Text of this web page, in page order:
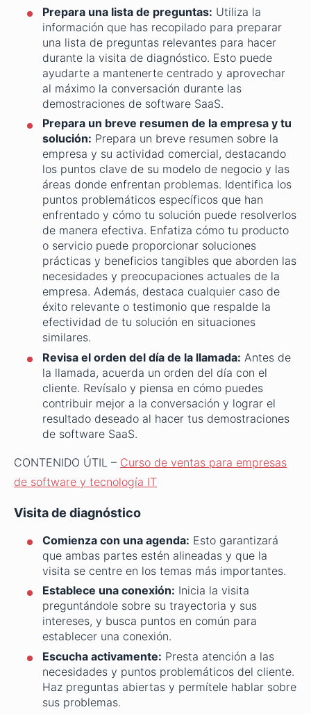
Prepara una lista de preguntas: Utiliza la
información que has recopilado para preparar
una lista de preguntas relevantes para hacer
durante la visita de diagnóstico. Esto puede
ayudarte a mantenerte centrado y aprovechar
al máximo la conversación durante las
demostraciones de software SaaS.
Prepara un breve resumen de la empresa y tu
solución: Prepara un breve resumen sobre la
empresa y su actividad comercial, destacando
los puntos clave de su modelo de negocio y las
áreas donde enfrentan problemas. Identifica los
puntos problemáticos específicos que han
enfrentado y cómo tu solución puede resolverlos
de manera efectiva. Enfatiza cómo tu producto
o servicio puede proporcionar soluciones
prácticas y beneficios tangibles que aborden las
necesidades y preocupaciones actuales de la
empresa. Además, destaca cualquier caso de
éxito relevante o testimonio que respalde la
efectividad de tu solución en situaciones
similares.
Revisa el orden del día de la llamada: Antes de
la llamada, acuerda un orden del día con el
cliente. Revísalo y piensa en cómo puedes
contribuir mejor a la conversación y lograr el
resultado deseado al hacer tus demostraciones
de software SaaS.
CONTENIDO ÚTIL – Curso de ventas para empresas
de software y tecnología IT
Visita de diagnóstico
Comienza con una agenda: Esto garantizará
que ambas partes estén alineadas y que la
visita se centre en los temas más importantes.
Establece una conexión: Inicia la visita
preguntándole sobre su trayectoria y sus
intereses, y busca puntos en común para
establecer una conexión.
Escucha activamente: Presta atención a las
necesidades y puntos problemáticos del cliente.
Haz preguntas abiertas y permítele hablar sobre
sus problemas.